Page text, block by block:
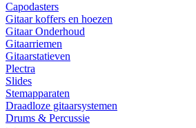
Capodasters
Gitaar koffers en hoezen
Gitaar Onderhoud
Gitaarriemen
Gitaarstatieven
Plectra
Slides
Stemapparaten
Draadloze gitaarsystemen
Drums & Percussie